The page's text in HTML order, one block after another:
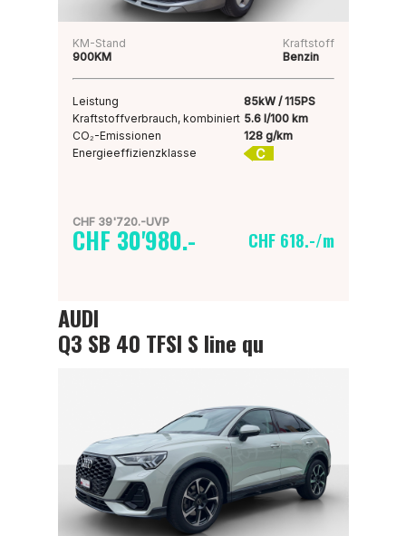
KM-Stand
900KM
Kraftstoff
Benzin
Leistung
85kW / 115PS
Kraftstoffverbrauch, kombiniert 5.6 l/100 km
CO₂-Emissionen
128 g/km
Energieeffizienzklasse
C
CHF 39'720.-UVP
CHF 30'980.- CHF 618.-/m
AUDI
Q3 SB 40 TFSI S line qu